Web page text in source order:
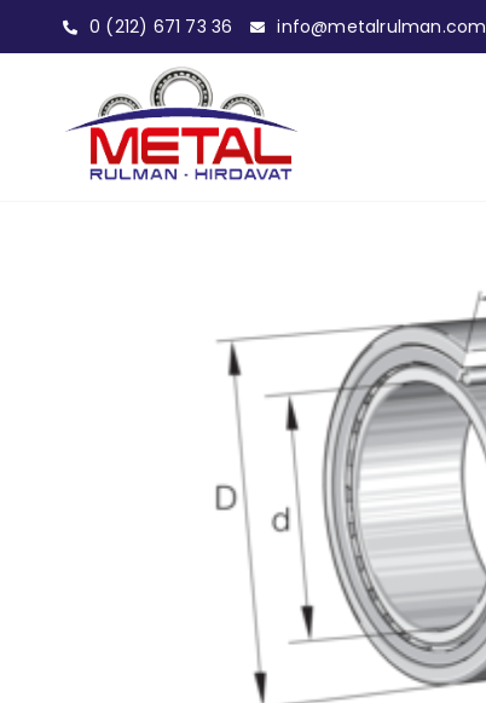
0 (212) 671 73 36 info@metalrulman.com